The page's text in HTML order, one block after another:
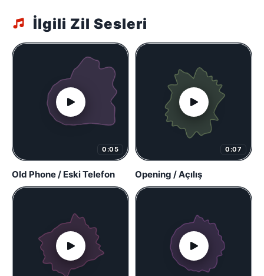
İlgili Zil Sesleri
0:05
Old Phone / Eski Telefon
0:07
Opening / Açılış